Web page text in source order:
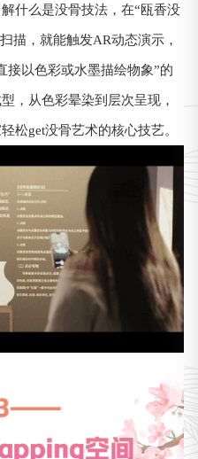
什么是没骨技法，在“瓯香没
，就能触发AR动态演示，
接以色彩或水墨描绘物象”的
，从色彩晕染到层次呈现，
松get没骨艺术的核心技艺。